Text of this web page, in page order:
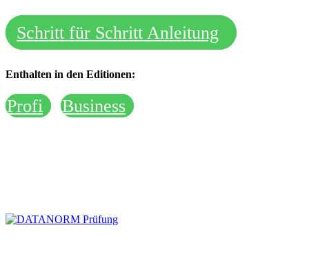
Schritt für Schritt Anleitung
Enthalten in den Editionen:
Profi Business